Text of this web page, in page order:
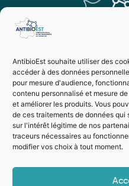
AntibioEst souhaite utiliser des
accéder à des données
pour mesure d'audience,
contenu personnalisé et mesure
et améliorer les produits. Vous
de ces traitements de données
sur l'intérêt légitime de nos
traceurs nécessaires au
modifier vos choix à tout moment.
Vie privée
Mentions légales